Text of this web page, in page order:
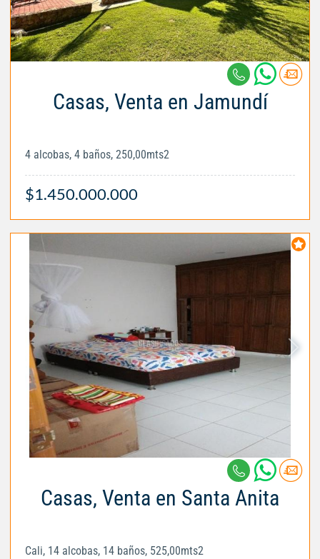
Casas, Venta en Jamundí
4 alcobas, 4 baños, 250,00mts2
$1.450.000.000
Casas, Venta en Santa Anita
Cali, 14 alcobas, 14 baños, 525,00mts2